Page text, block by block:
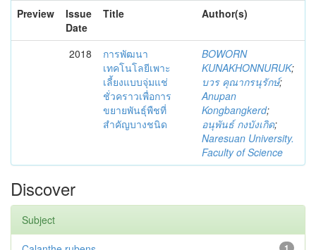
Preview
Issue
Date
Title Author(s)
2018
การพัฒนา
เทคโนโลยีเพาะ
เลี้ยงแบบจุ่มแช่
ชั่วคราวเพื่อการ
ขยายพันธุ์พืชที่
สำคัญบางชนิด
BOWORN
KUNAKHONNURUK;
บวร คุณากรนุรักษ์;
Anupan
Kongbangkerd;
อนุพันธ์ กงบังเกิด;
Naresuan University.
Faculty of Science
Discover
Subject